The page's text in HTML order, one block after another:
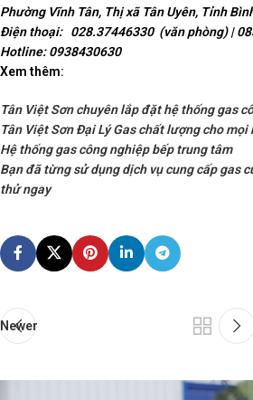
Phường Vĩnh Tân, Thị xã Tân Uyên, Tỉnh
Điện thoại: 028.37446330 (văn phòng) |
Hotline: 0938430630
Xem thêm:
Tân Việt Sơn chuyên lắp đặt hệ thống gas
Tân Việt Sơn Đại Lý Gas chất lượng cho mọi
Hệ thống gas công nghiệp bếp trung tâm
Bạn đã từng sử dụng dịch vụ cung cấp gas
thử ngay
Newer